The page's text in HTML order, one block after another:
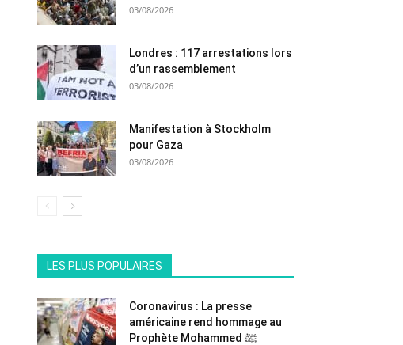
03/08/2026
Londres : 117 arrestations lors
d’un rassemblement
03/08/2026
Manifestation à Stockholm
pour Gaza
03/08/2026
LES PLUS POPULAIRES
Coronavirus : La presse
américaine rend hommage au
Prophète Mohammed ﷺ